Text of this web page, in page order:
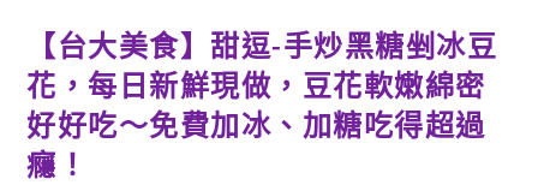
【台大美食】甜逗-手炒黑糖剉冰豆
花，每日新鮮現做，豆花軟嫩綿密
好好吃～免費加冰、加糖吃得超過
癮！